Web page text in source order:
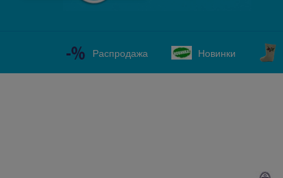
Распродажа Новинки